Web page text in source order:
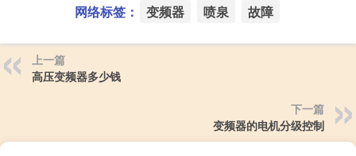
网络标签： 变频器 喷泉 故障
上一篇
高压变频器多少钱
下一篇
变频器的电机分级控制